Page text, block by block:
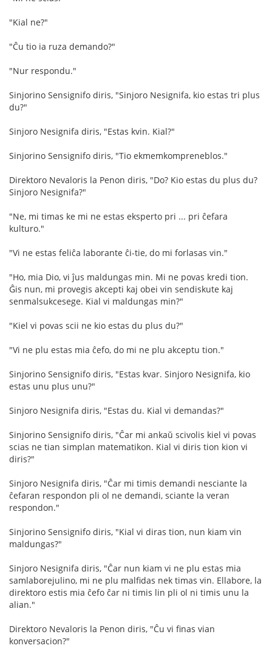
"Kial ne?"
"Ĉu tio ia ruza demando?"
"Nur respondu."
Sinjorino Sensignifo diris, "Sinjoro Nesignifa, kio estas tri plus
du?"
Sinjoro Nesignifa diris, "Estas kvin. Kial?"
Sinjorino Sensignifo diris, "Tio ekmemkompreneblos."
Direktoro Nevaloris la Penon diris, "Do? Kio estas du plus du?
Sinjoro Nesignifa?"
"Ne, mi timas ke mi ne estas eksperto pri ... pri ĉefara
kulturo."
"Vi ne estas feliĉa laborante ĉi-tie, do mi forlasas vin."
"Ho, mia Dio, vi ĵus maldungas min. Mi ne povas kredi tion.
Ĝis nun, mi provegis akcepti kaj obei vin sendiskute kaj
senmalsukcesege. Kial vi maldungas min?"
"Kiel vi povas scii ne kio estas du plus du?"
"Vi ne plu estas mia ĉefo, do mi ne plu akceptu tion."
Sinjorino Sensignifo diris, "Estas kvar. Sinjoro Nesignifa, kio
estas unu plus unu?"
Sinjoro Nesignifa diris, "Estas du. Kial vi demandas?"
Sinjorino Sensignifo diris, "Ĉar mi ankaŭ scivolis kiel vi povas
scias ne tian simplan matematikon. Kial vi diris tion kion vi
diris?"
Sinjoro Nesignifa diris, "Ĉar mi timis demandi nesciante la
ĉefaran respondon pli ol ne demandi, sciante la veran
respondon."
Sinjorino Sensignifo diris, "Kial vi diras tion, nun kiam vin
maldungas?"
Sinjoro Nesignifa diris, "Ĉar nun kiam vi ne plu estas mia
samlaborejulino, mi ne plu malfidas nek timas vin. Ellabore, la
direktoro estis mia ĉefo ĉar ni timis lin pli ol ni timis unu la
alian."
Direktoro Nevaloris la Penon diris, "Ĉu vi finas vian
konversacion?"